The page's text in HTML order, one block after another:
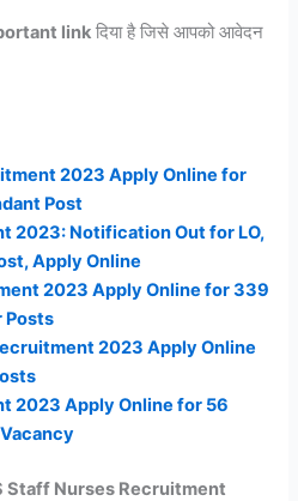
link दिया है जिसे आपको आवेदन
2023 Apply Online for
Post
2023: Notification Out for LO,
Apply Online
2023 Apply Online for 339
Posts
2023 Apply Online
2023 Apply Online for 56
Staff Nurses Recruitment